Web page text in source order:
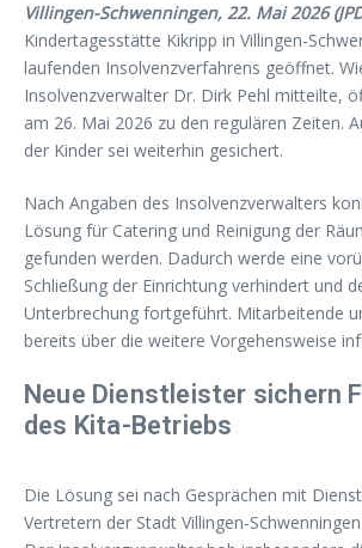
Villingen-Schwenningen, 22. Mai 2026
Kindertagesstätte Kikripp in Villingen-
laufenden Insolvenzverfahrens geöffnet.
Insolvenzverwalter Dr. Dirk Pehl mitteilte,
am 26. Mai 2026 zu den regulären Zeiten.
der Kinder sei weiterhin gesichert.
Nach Angaben des Insolvenzverwalters
Lösung für Catering und Reinigung der
gefunden werden. Dadurch werde eine
Schließung der Einrichtung verhindert und
Unterbrechung fortgeführt. Mitarbeitende
bereits über die weitere Vorgehensweise
Neue Dienstleister sichern
des Kita-Betriebs
Die Lösung sei nach Gesprächen mit
Vertretern der Stadt Villingen-